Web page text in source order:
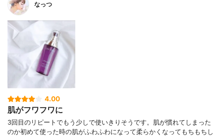
なっつ
4.00
肌がフワフワに
3回目のリピートでもう少しで使いきりそうです。肌が慣れてしまった
のか初めて使った時の肌がふわふわになって柔らかくなってもちもちし